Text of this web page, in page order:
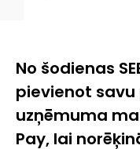
No šodienas
pievienot
uzņēmuma
Pay, lai